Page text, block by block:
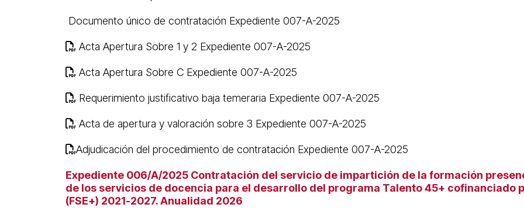
Documento único de contratación Expediente 007-A-2025
Acta Apertura Sobre 1 y 2 Expediente 007-A-2025
Acta Apertura Sobre C Expediente 007-A-2025
Requerimiento justificativo baja temeraria Expediente 007-A-2025
Acta de apertura y valoración sobre 3 Expediente 007-A-2025
Adjudicación del procedimiento de contratación Expediente 007-A-2025
Expediente 006/A/2025 Contratación del servicio de impartición de la formación
de los servicios de docencia para el desarrollo del programa Talento 45+ cofinanciado
(FSE+) 2021-2027. Anualidad 2026